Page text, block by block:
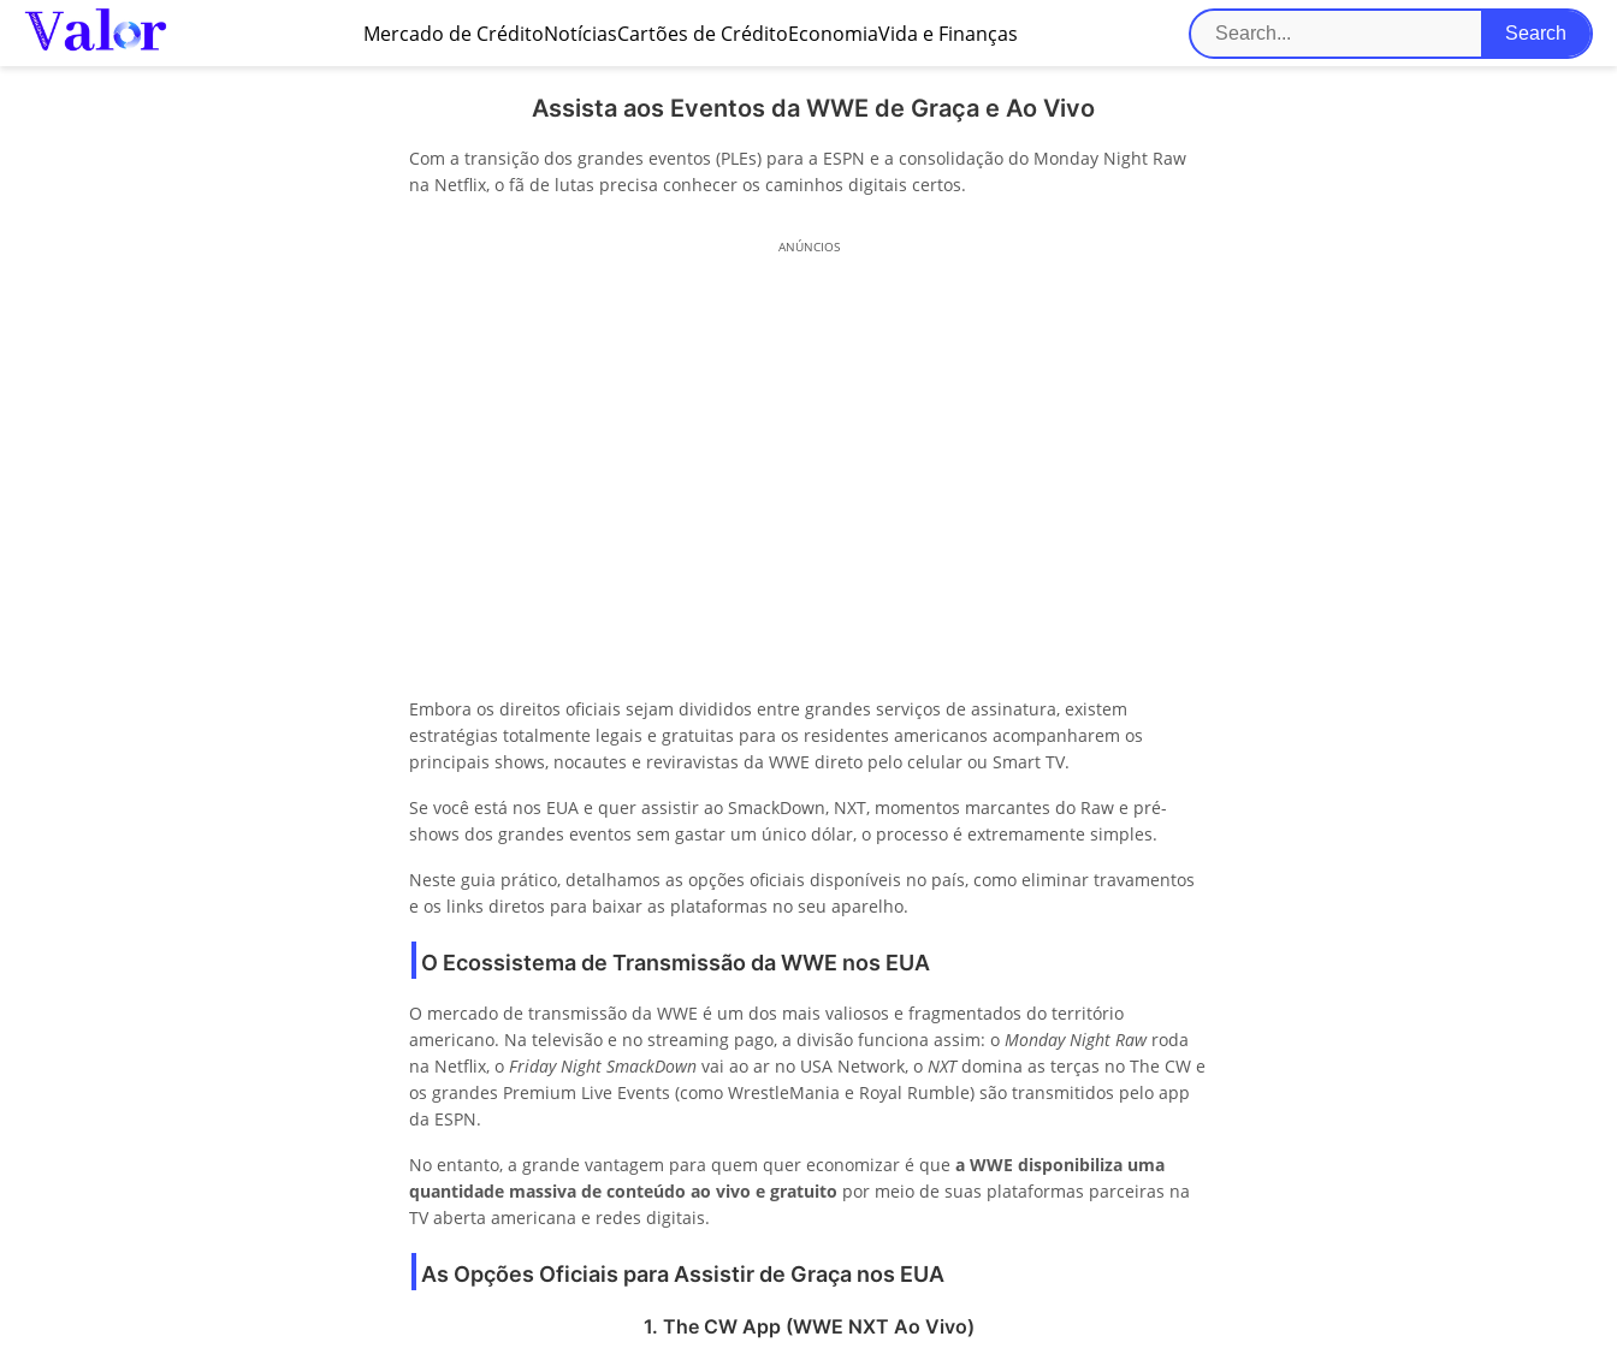
Mercado de CréditoNotíciasCartões de CréditoEconomiaVida e Finanças
Assista aos Eventos da WWE de Graça e Ao Vivo
Com a transição dos grandes eventos (PLEs) para a ESPN e a consolidação do Monday Night Raw
na Netflix, o fã de lutas precisa conhecer os caminhos digitais certos.
ANÚNCIOS
Embora os direitos oficiais sejam divididos entre grandes serviços de assinatura, existem
estratégias totalmente legais e gratuitas para os residentes americanos acompanharem os
principais shows, nocautes e reviravistas da WWE direto pelo celular ou Smart TV.
Se você está nos EUA e quer assistir ao SmackDown, NXT, momentos marcantes do Raw e pré-
shows dos grandes eventos sem gastar um único dólar, o processo é extremamente simples.
Neste guia prático, detalhamos as opções oficiais disponíveis no país, como eliminar travamentos
e os links diretos para baixar as plataformas no seu aparelho.
O Ecossistema de Transmissão da WWE nos EUA
O mercado de transmissão da WWE é um dos mais valiosos e fragmentados do território
americano. Na televisão e no streaming pago, a divisão funciona assim: o Monday Night Rawroda
na Netflix, o Friday Night SmackDown vai ao ar no USA Network, o NXTdomina as terças no The CW e
os grandes Premium Live Events (como WrestleMania e Royal Rumble) são transmitidos pelo app
da ESPN.
No entanto, a grande vantagem para quem quer economizar é que a WWE disponibiliza uma
quantidade massiva de conteúdo ao vivo e gratuito por meio de suas plataformas parceiras na
TV aberta americana e redes digitais.
As Opções Oficiais para Assistir de Graça nos EUA
1. The CW App (WWE NXT Ao Vivo)